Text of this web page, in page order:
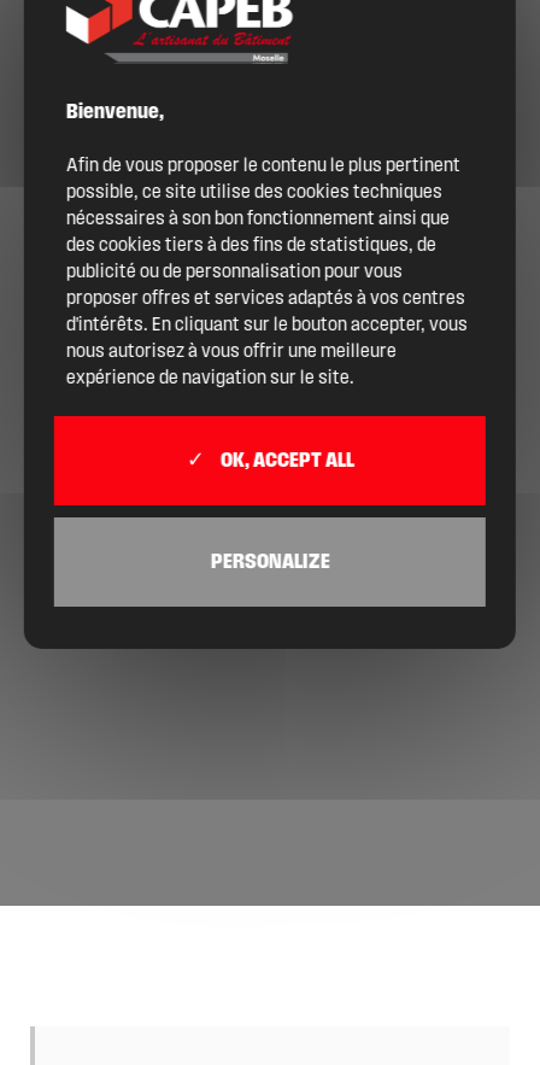
Bienvenue,
Afin de vous proposer le contenu le plus pertinent
possible, ce site utilise des cookies techniques
nécessaires à son bon fonctionnement ainsi que
des cookies tiers à des fins de statistiques, de
publicité ou de personnalisation pour vous
proposer offres et services adaptés à vos centres
d'intérêts. En cliquant sur le bouton accepter, vous
nous autorisez à vous offrir une meilleure
expérience de navigation sur le site.
OK, ACCEPT ALL
PERSONALIZE